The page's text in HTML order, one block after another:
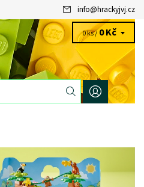
info@hrackyjvj.cz
0 ks /0 Kč